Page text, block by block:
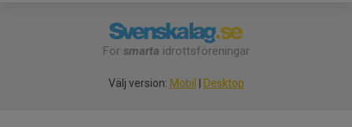
För smarta idrottsföreningar
Välj version: Mobil Desktop